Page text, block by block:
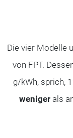
Die vier Modelle
von FPT.
g/kWh, sprich,
weniger als